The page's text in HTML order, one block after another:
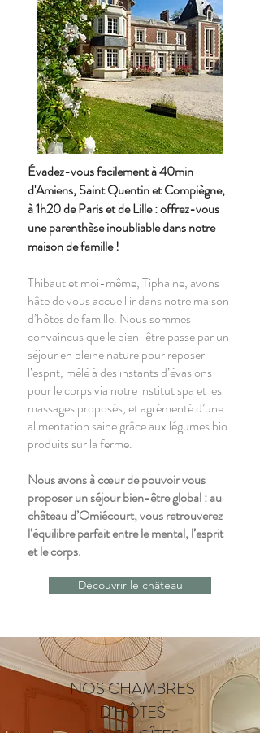
Évadez-vous facilement à 40min
d'Amiens, Saint Quentin et Compiègne,
à 1h20 de Paris et de Lille : offrez-vous
une parenthèse inoubliable dans notre
maison de famille !
Thibaut et moi-même, Tiphaine, avons
hâte de vous accueillir dans notre maison
d’hôtes de famille. Nous sommes
convaincus que le bien-être passe par un
séjour en pleine nature pour reposer
l’esprit, mêlé à des instants d’évasions
pour le corps via notre institut spa et les
massages proposés, et agrémenté d’une
alimentation saine grâce aux légumes bio
produits sur la ferme.
Nous avons à cœur de pouvoir vous
proposer un séjour bien-être global : au
château d’Omiécourt, vous retrouverez
l’équilibre parfait entre le mental, l’esprit
et le corps.
Découvrir le château
NOS CHAMBRES
D'HÔTES